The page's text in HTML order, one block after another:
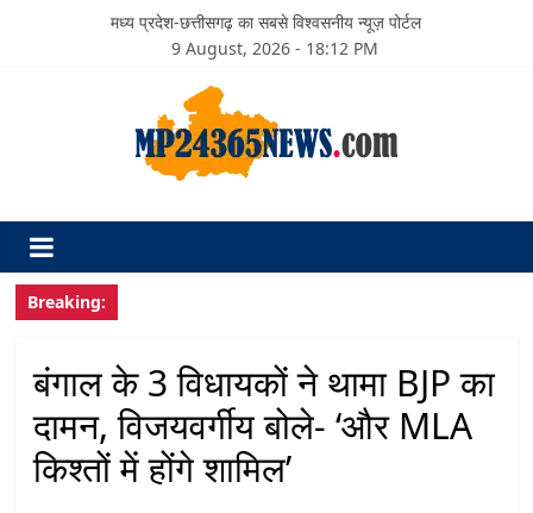
मध्य प्रदेश-छत्तीसगढ़ का सबसे विश्वसनीय न्यूज़ पोर्टल
9 August, 2026 - 18:12 PM
Breaking:
बंगाल के 3 विधायकों ने थामा BJP का
दामन, विजयवर्गीय बोले- ‘और MLA
किश्तों में होंगे शामिल’